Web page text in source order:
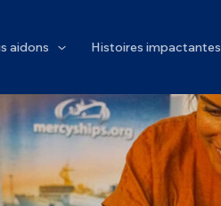
aidons Histoires impactantes